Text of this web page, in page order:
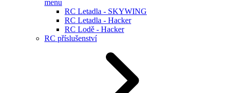
menu
RC Letadla - SKYWING
RC Letadla - Hacker
RC Lodě - Hacker
RC příslušenství